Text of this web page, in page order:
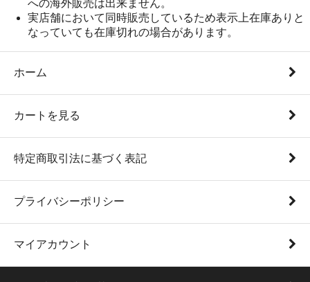
への海外販売は出来ません。
実店舗において同時販売しているため表示上在庫ありと
なっていても在庫切れの場合があります。
ホーム
カートを見る
特定商取引法に基づく表記
プライバシーポリシー
マイアカウント